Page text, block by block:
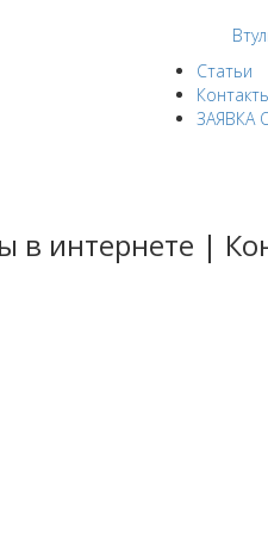
Статьи
ЗАЯВКА
в интернете |